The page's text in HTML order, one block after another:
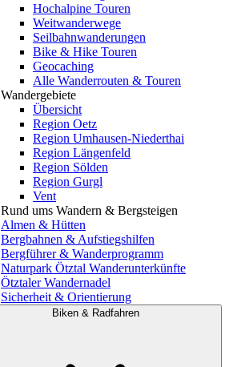
Hochalpine Touren
Weitwanderwege
Seilbahnwanderungen
Bike & Hike Touren
Geocaching
Alle Wanderrouten & Touren
Wandergebiete
Übersicht
Region Oetz
Region Umhausen-Niederthai
Region Längenfeld
Region Sölden
Region Gurgl
Vent
Rund ums Wandern & Bergsteigen
Almen & Hütten
Bergbahnen & Aufstiegshilfen
Bergführer & Wanderprogramm
Naturpark Ötztal Wanderunterkünfte
Ötztaler Wandernadel
Sicherheit & Orientierung
Biken & Radfahren